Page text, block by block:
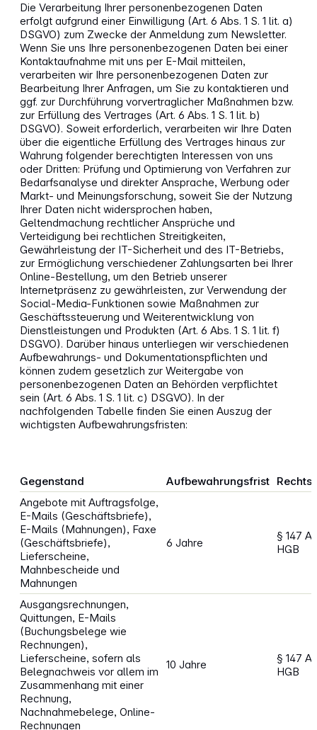
Die Verarbeitung Ihrer personenbezogenen Daten
erfolgt aufgrund einer Einwilligung (Art. 6 Abs. 1 S. 1 lit. a)
DSGVO) zum Zwecke der Anmeldung zum Newsletter.
Wenn Sie uns Ihre personenbezogenen Daten bei einer
Kontaktaufnahme mit uns per E-Mail mitteilen,
verarbeiten wir Ihre personenbezogenen Daten zur
Bearbeitung Ihrer Anfragen, um Sie zu kontaktieren und
ggf. zur Durchführung vorvertraglicher Maßnahmen bzw.
zur Erfüllung des Vertrages (Art. 6 Abs. 1 S. 1 lit. b)
DSGVO). Soweit erforderlich, verarbeiten wir Ihre Daten
über die eigentliche Erfüllung des Vertrages hinaus zur
Wahrung folgender berechtigten Interessen von uns
oder Dritten: Prüfung und Optimierung von Verfahren zur
Bedarfsanalyse und direkter Ansprache, Werbung oder
Markt- und Meinungsforschung, soweit Sie der Nutzung
Ihrer Daten nicht widersprochen haben,
Geltendmachung rechtlicher Ansprüche und
Verteidigung bei rechtlichen Streitigkeiten,
Gewährleistung der IT-Sicherheit und des IT-Betriebs,
zur Ermöglichung verschiedener Zahlungsarten bei Ihrer
Online-Bestellung, um den Betrieb unserer
Internetpräsenz zu gewährleisten, zur Verwendung der
Social-Media-Funktionen sowie Maßnahmen zur
Geschäftssteuerung und Weiterentwicklung von
Dienstleistungen und Produkten (Art. 6 Abs. 1 S. 1 lit. f)
DSGVO). Darüber hinaus unterliegen wir verschiedenen
Aufbewahrungs- und Dokumentationspflichten und
können zudem gesetzlich zur Weitergabe von
personenbezogenen Daten an Behörden verpflichtet
sein (Art. 6 Abs. 1 S. 1 lit. c) DSGVO). In der
nachfolgenden Tabelle finden Sie einen Auszug der
wichtigsten Aufbewahrungsfristen:
Gegenstand Aufbewahrungsfrist
Angebote mit Auftragsfolge,
E-Mails (Geschäftsbriefe),
E-Mails (Mahnungen), Faxe
(Geschäftsbriefe),
Lieferscheine,
Mahnbescheide und
Mahnungen
6 Jahre
§ 147
HGB
Ausgangsrechnungen,
Quittungen, E-Mails
(Buchungsbelege wie
Rechnungen),
Lieferscheine, sofern als
Belegnachweis vor allem im
Zusammenhang mit einer
Rechnung,
Nachnahmebelege, Online-
Rechnungen
10 Jahre
§ 147
HGB